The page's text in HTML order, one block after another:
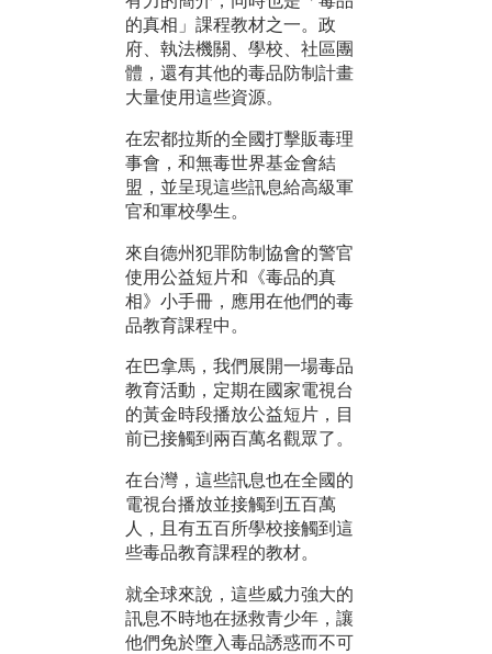
的真相」課程教材之一。政
府、執法機關、學校、社區團
體，還有其他的毒品防制計畫
大量使用這些資源。
在宏都拉斯的全國打擊販毒理
事會，和無毒世界基金會結
盟，並呈現這些訊息給高級軍
官和軍校學生。
來自德州犯罪防制協會的警官
使用公益短片和《毒品的真
相》小手冊，應用在他們的毒
品教育課程中。
在巴拿馬，我們展開一場毒品
教育活動，定期在國家電視台
的黃金時段播放公益短片，目
前已接觸到兩百萬名觀眾了。
在台灣，這些訊息也在全國的
電視台播放並接觸到五百萬
人，且有五百所學校接觸到這
些毒品教育課程的教材。
就全球來說，這些威力強大的
訊息不時地在拯救青少年，讓
他們免於墮入毒品誘惑而不可